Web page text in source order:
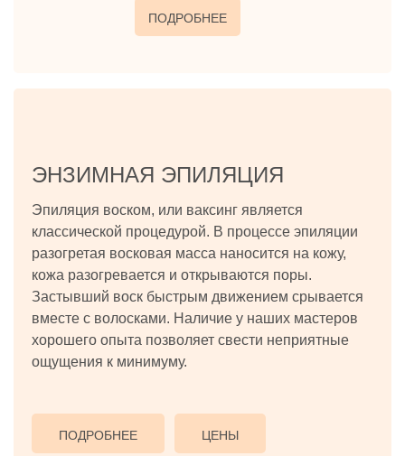
ПОДРОБНЕЕ
ЭНЗИМНАЯ ЭПИЛЯЦИЯ
Эпиляция воском, или ваксинг является
классической процедурой. В процессе эпиляции
разогретая восковая масса наносится на кожу,
кожа разогревается и открываются поры.
Застывший воск быстрым движением срывается
вместе с волосками. Наличие у наших мастеров
хорошего опыта позволяет свести неприятные
ощущения к минимуму.
ПОДРОБНЕЕ ЦЕНЫ